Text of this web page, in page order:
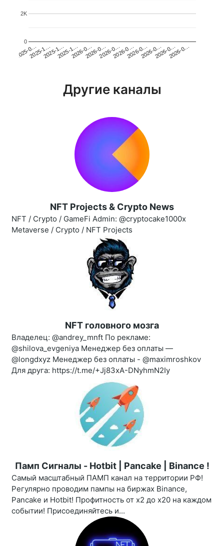
2025-0…2025-1…2025-1…2025-1…2026-0…2026-0…2026-0…2026-0…2026-0…2026-0…2026-0…2026-0…
0
2K
Другие каналы
NFT Projects & Crypto News
NFT / Crypto / GameFi Admin: @cryptocake1000x
Metaverse / Crypto / NFT Projects
NFT головного мозга
Владелец: @andrey_mnft По рекламе:
@shilova_evgeniya Менеджер без оплаты —
@longdxyz Менеджер без оплаты - @maximroshkov
Для друга: https://t.me/+Jj83xA-DNyhmN2Iy
Памп Сигналы - Hotbit | Pancake | Binance !
Самый масштабный ПАМП канал на территории РФ!
Регулярно проводим пампы на биржах Binance,
Pancake и Hotbit! Профитность от х2 до х20 на каждом
событии! Присоединяйтесь и...